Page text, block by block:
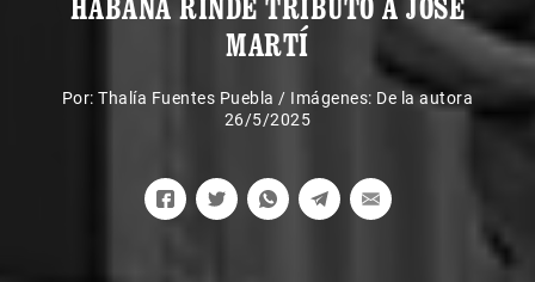
HABANA RINDE TRIBUTO A JOSÉ
MARTÍ
Por:Thalía Fuentes Puebla / Imágenes: De la autora
26/5/2025